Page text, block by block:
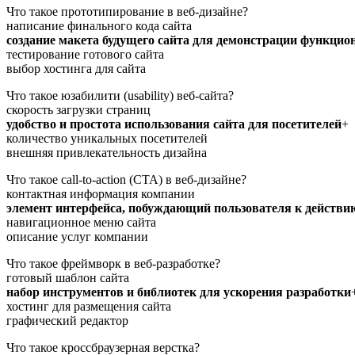
Что такое прототипирование в веб-дизайне?
написание финального кода сайта
создание макета будущего сайта для демонстрации
тестирование готового сайта
выбор хостинга для сайта
Что такое юзабилити (usability) веб-сайта?
скорость загрузки страниц
удобство и простота использования сайта для посетителей+
количество уникальных посетителей
внешняя привлекательность дизайна
Что такое call-to-action (CTA) в веб-дизайне?
контактная информация компании
элемент интерфейса, побуждающий пользователя к
навигационное меню сайта
описание услуг компании
Что такое фреймворк в веб-разработке?
готовый шаблон сайта
набор инструментов и библиотек для ускорения разработки
хостинг для размещения сайта
графический редактор
Что такое кроссбраузерная верстка?